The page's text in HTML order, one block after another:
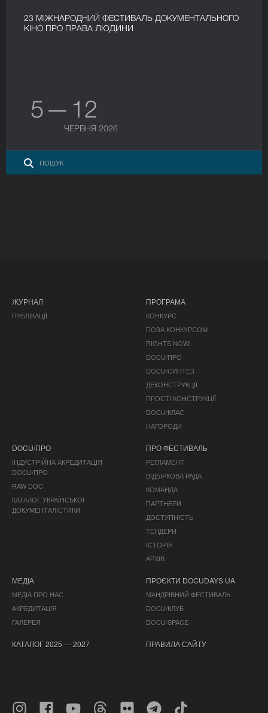
23 МІЖНАРОДНИЙ ФЕСТИВАЛЬ ДОКУМЕНТАЛЬНОГО
КІНО ПРО ПРАВА ЛЮДИНИ
5 — 12
ЧЕРВНЯ 2026
ЖУРНАЛ
ПУБЛІКАЦІЇ
ПРОГРАМА
КОНКУРС
ПОЗА КОНКУРСОМ
RIGHTS NOW!
DOCU/ПРО
DOCU/СИНТЕЗ
ДЕКОНСТРУКЦІЇ
ПРОСТІ КОНСТРУКЦІЇ
DOCU/КЛАС
НАГОРОДИ
DOCU/ПРО
ІНДУСТРІЙНА АКРЕДИТАЦІЯ
DOCU/ПРО
RAW DOC
КАТАЛОГ УКРАЇНСЬКОЇ
ДОКУМЕНТАЛІСТИКИ
ПРО ФЕСТИВАЛЬ
РЕГЛАМЕНТ
ВІДБІРКОВА РАДА
КОМАНДА
ПАРТНЕРИ
ДОСТУПНІСТЬ
ТЕНДЕРИ
ІСТОРІЯ
АРХІВ
МЕДІА
МЕДІА ПРО НАС
АКРЕДИТАЦІЯ
ГАЛЕРЕЯ
ПРОЄКТИ DOCUDAYS UA
МАНДРІВНИЙ ФЕСТИВАЛЬ
DOCU/КЛУБ
DOCU/SPACE
КАТАЛОГ 2025 — 2027 ПРАВИЛА САЙТУ